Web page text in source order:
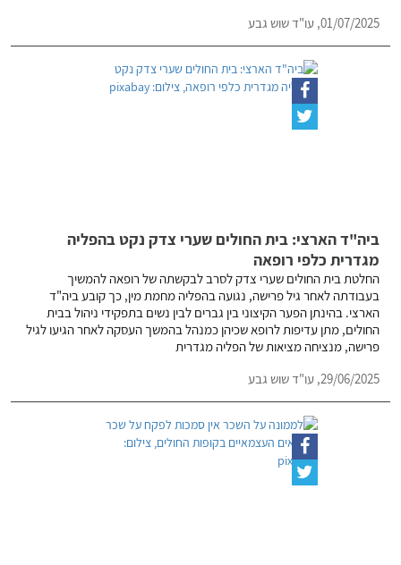
01/07/2025, עו"ד שוש גבע
ביה"ד הארצי: בית החולים שערי צדק נקט בהפליה
מגדרית כלפי רופאה
החלטת בית החולים שערי צדק לסרב לבקשתה של רופאה להמשיך
בעבודתה לאחר גיל פרישה, נגועה בהפליה מחמת מין, כך קובע ביה"ד
הארצי. בהינתן הפער הקיצוני בין גברים לבין נשים בתפקידי ניהול בבית
החולים, מתן עדיפות לרופא שכיהן כמנהל בהמשך העסקה לאחר הגיעו לגיל
פרישה, מנציחה מציאות של הפליה מגדרית
29/06/2025, עו"ד שוש גבע